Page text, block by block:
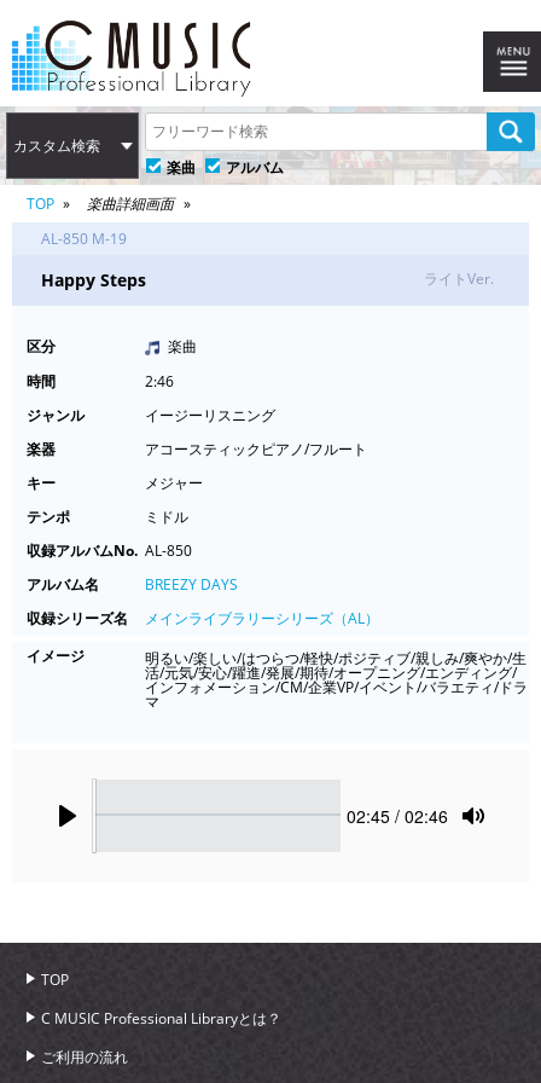
カスタム検索
楽曲
アルバム
TOP
楽曲詳細画面
AL-850 M-19
Happy Steps ライトVer.
区分
楽曲
時間
2:46
ジャンル
イージーリスニング
楽器
アコースティックピアノ/フルート
キー
メジャー
テンポ
ミドル
収録アルバムNo. AL-850
アルバム名
BREEZY DAYS
収録シリーズ名
メインライブラリーシリーズ（AL）
イメージ
明るい/楽しい/はつらつ/軽快/ポジティブ/親しみ/爽やか/生
活/元気/安心/躍進/発展/期待/オープニング/エンディング/
インフォメーション/CM/企業VP/イベント/バラエティ/ドラ
マ
Current
02:45 / 02:46
TOP
C MUSIC Professional Libraryとは？
ご利用の流れ